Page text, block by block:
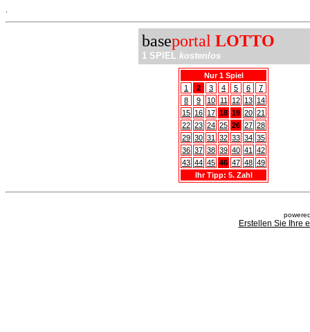
baseportal LOTTO
1 SPIEL kostenlos
Nur 1 Spiel
1
2 3 4 5 6
7
8
9 10 11 12 13 14
15 16 17 18 19 20 21
22 23 24 25 26 27 28
29 30 31 32 33 34 35
36 37 38 39 40 41
42
43 44 45 46 47 48 49
Ihr Tipp: 5. Zahl
Erstellen Sie Ihre